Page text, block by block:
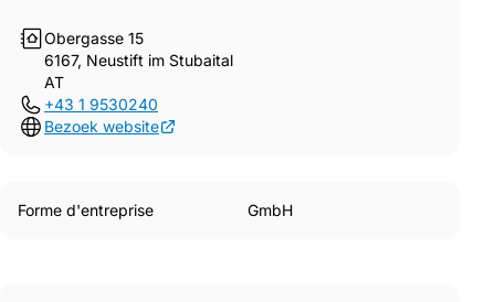
Obergasse 15
6167, Neustift im Stubaital
AT
+43 1 9530240
Bezoek website
Forme d'entreprise GmbH